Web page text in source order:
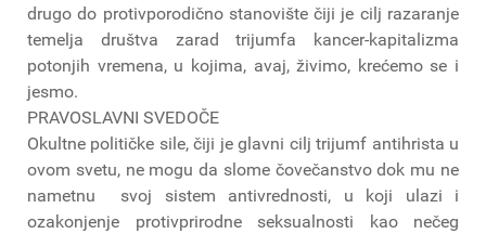
drugo do protivporodično stanovište čiji je cilj razaranje
temelja društva zarad trijumfa kancer-kapitalizma
potonjih vremena, u kojima, avaj, živimo, krećemo se i
jesmo.
PRAVOSLAVNI SVEDOČE
Okultne političke sile, čiji je glavni cilj trijumf antihrista u
ovom svetu, ne mogu da slome čovečanstvo dok mu ne
nametnu svoj sistem antivrednosti, u koji ulazi i
ozakonjenje protivprirodne seksualnosti kao nečeg